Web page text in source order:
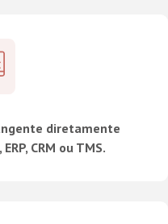
diretamente
CRM ou TMS.